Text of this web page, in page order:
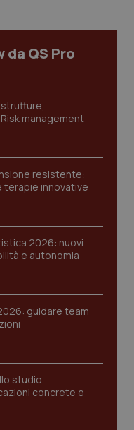
QS Pro
management
resistente:
terapie innovative
2026: nuovi
e autonomia
guidare team
studio
concrete e
CookieScript
www.quotidianosanita.it